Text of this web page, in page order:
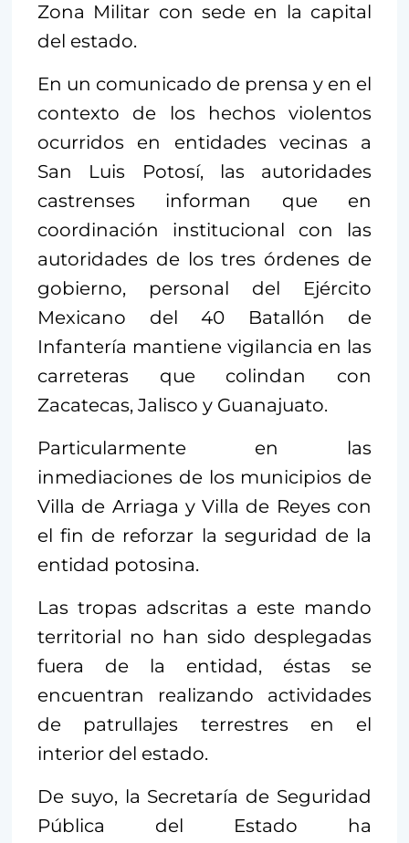
Zona Militar con sede en la capital
del estado.
En un comunicado de prensa y en el
contexto de los hechos violentos
ocurridos en entidades vecinas a
San Luis Potosí, las autoridades
castrenses informan que en
coordinación institucional con las
autoridades de los tres órdenes de
gobierno, personal del Ejército
Mexicano del 40 Batallón de
Infantería mantiene vigilancia en las
carreteras que colindan con
Zacatecas, Jalisco y Guanajuato.
Particularmente en las
inmediaciones de los municipios de
Villa de Arriaga y Villa de Reyes con
el fin de reforzar la seguridad de la
entidad potosina.
Las tropas adscritas a este mando
territorial no han sido desplegadas
fuera de la entidad, éstas se
encuentran realizando actividades
de patrullajes terrestres en el
interior del estado.
De suyo, la Secretaría de Seguridad
Pública del Estado ha